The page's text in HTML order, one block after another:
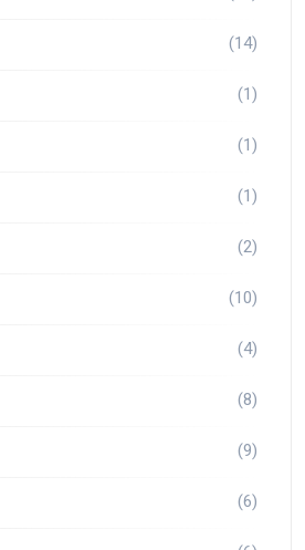
(14)
(1)
(1)
(1)
(2)
(10)
(4)
(8)
(9)
(6)